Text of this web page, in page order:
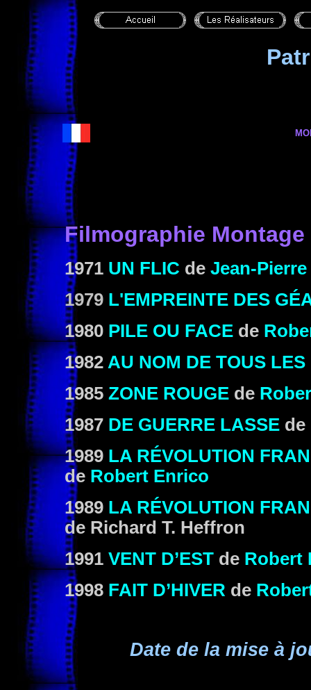
Filmographie Montage
1971 UN FLIC de Jean-
1979 L'EMPREINTE DES
1980 PILE OU FACE de
1982 AU NOM DE TOUS LES
1985 ZONE ROUGE de
1987 DE GUERRE LASSE de
1989 LA RÉVOLUTION
de Robert Enrico
1989 LA RÉVOLUTION
de Richard T. Heffron
1991 VENT D’EST de Robert
1998 FAIT D’HIVER de
Date de la mise à